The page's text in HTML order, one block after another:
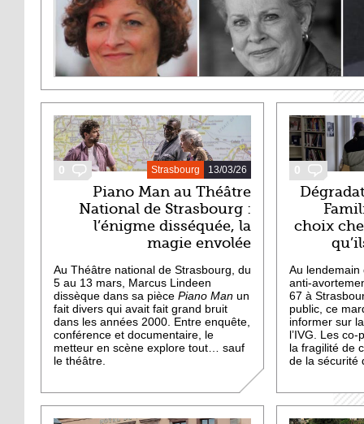
DERNIERS ARTICLES
0 13/03/26
Strasbourg
Piano Man au Théâtre
National de Strasbourg :
l’énigme disséquée, la
magie envolée
Au Théâtre national de Strasbourg, du
5 au 13 mars, Marcus Lindeen
dissèque dans sa pièce Piano Man un
fait divers qui avait fait grand bruit
dans les années 2000. Entre enquête,
conférence et documentaire, le
metteur en scène explore tout… sauf
le théâtre.
0
choix
Au lendemain
anti-
67 à
public, ce
informer sur
l’IVG. Les
la fragilité de
de la sécurité